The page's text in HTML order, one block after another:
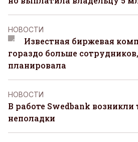
НОВОСТИ
Известная биржевая
гораздо больше
планировала
НОВОСТИ
В работе Swedbank возникли
неполадки